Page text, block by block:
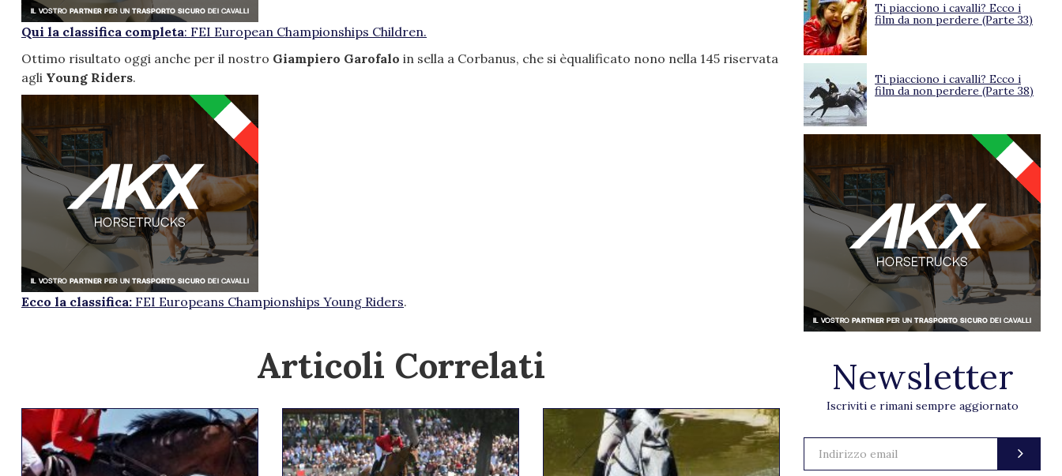
Qui la classifica completa: FEI European Championships Children.
Ottimo risultato oggi anche per il nostro Giampiero Garofalo in sella a Corbanus, che si èqualificato nono nella 145 riservata
agli Young Riders.
Ecco la classifica: FEI Europeans Championships Young Riders.
Articoli Correlati
Ti piacciono i cavalli? Ecco i
film da non perdere (Parte 33)
Ti piacciono i cavalli? Ecco i
film da non perdere (Parte 38)
Newsletter
Iscriviti e rimani sempre aggiornato